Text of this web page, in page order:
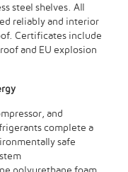
steel shelves. All
reliably and interior
Certificates include
and EU explosion
and
complete a
safe